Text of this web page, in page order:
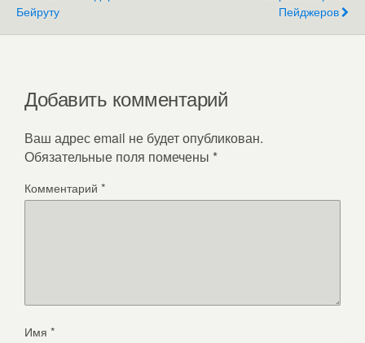
Бейруту
Пейджеров
Добавить комментарий
Ваш адрес email не будет опубликован.
Обязательные поля помечены *
Комментарий *
Имя *